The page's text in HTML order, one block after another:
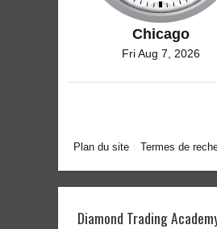
Chicago
Fri Aug 7, 2026
Plan du site Termes de
Diamond Trading